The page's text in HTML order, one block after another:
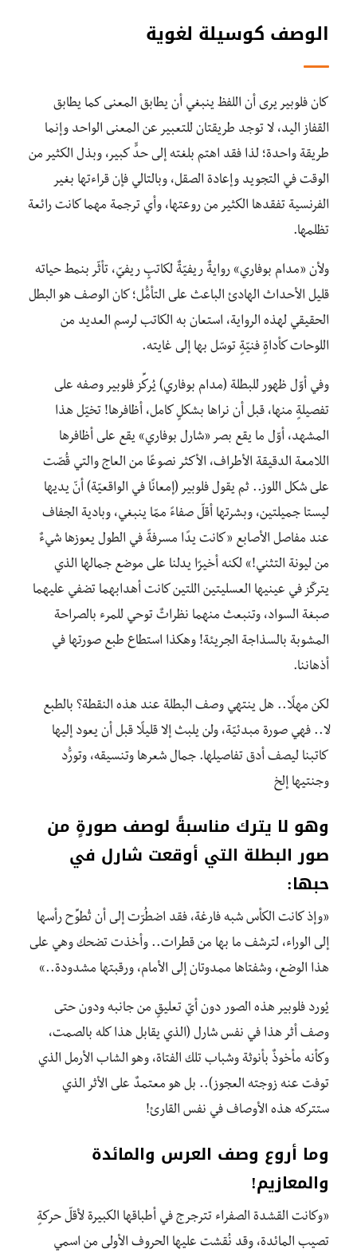
الوصف كوسيلة لغوية
كان فلوبير يرى أن اللفظ ينبغي أن يطابق المعنى كما يطابق
القفاز اليد، لا توجد طريقتان للتعبير عن المعنى الواحد وإنما
طريقة واحدة؛ لذا فقد اهتم بلغته إلى حدٍّ كبير، وبذل الكثير من
الوقت في التجويد وإعادة الصقل، وبالتالي فإن قراءتها بغير
الفرنسية تفقدها الكثير من روعتها، وأي ترجمة مهما كانت رائعة
تظلمها.
ولأن «مدام بوفاري» روايةٌ ريفيّةٌ لكاتبٍ ريفيّ، تأثّر بنمط حياته
قليل الأحداث الهادئ الباعث على التأمُّل؛ كان الوصف هو البطل
الحقيقي لهذه الرواية، استعان به الكاتب لرسم العديد من
اللوحات كأداةٍ فنيّةٍ توسّل بها إلى غايته.
وفي أوّل ظهور للبطلة (مدام بوفاري) يُركِّز فلوبير وصفه على
تفصيلةٍ منها، قبل أن نراها بشكلٍ كامل، أظافرها! تخيّل هذا
المشهد، أوّل ما يقع بصر «شارل بوفاري» يقع على أظافرها
اللامعة الدقيقة الأطراف، الأكثر نصوعًا من العاج والتي قُصّت
على شكل اللوز.. ثم يقول فلوبير (إمعانًا في الواقعيّة) أنّ يديها
ليستا جميلتين، وبشرتها أقلّ صفاءً ممّا ينبغي، وبادية الجفاف
عند مفاصل الأصابع «كانت يدًا مسرفةً في الطول يعوزها شيءٌ
من ليونة التثني!» لكنه أخيرًا يدلنا على موضع جمالها الذي
يتركّز في عينيها العسليتين اللتين كانت أهدابهما تضفي عليهما
صبغة السواد، وتنبعث منهما نظراتٌ توحي للمرء بالصراحة
المشوبة بالسذاجة الجريئة! وهكذا استطاع طبع صورتها في
أذهاننا.
لكن مهلًا.. هل ينتهي وصف البطلة عند هذه النقطة؟ بالطبع
لا.. فهي صورة مبدئيّة، ولن يلبث إلا قليلًا قبل أن يعود إليها
كاتبنا ليصف أدق تفاصيلها. جمال شعرها وتنسيقه، وتورُّد
وجنتيها إلخ
وهو لا يترك مناسبةً لوصف صورةٍ من
صور البطلة التي أوقعت شارل في
حبها:
«وإذ كانت الكأس شبه فارغة، فقد اضطُرّت إلى أن تُطوِّح رأسها
إلى الوراء، لترشف ما بها من قطرات.. وأخذت تضحك وهي على
هذا الوضع، وشفتاها ممدوتان إلى الأمام، ورقبتها مشدودة..»
يُورد فلوبير هذه الصور دون أيّ تعليقٍ من جانبه ودون حتى
وصف أثر هذا في نفس شارل (الذي يقابل هذا كله بالصمت،
وكأنه مأخوذٌ بأنوثة وشباب تلك الفتاة، وهو الشاب الأرمل الذي
توفت عنه زوجته العجوز).. بل هو معتمدٌ على الأثر الذي
ستتركه هذه الأوصاف في نفس القارئ!
وما أروع وصف العرس والمائدة
والمعازيم!
«وكانت القشدة الصفراء تترجرج في أطباقها الكبيرة لأقلّ حركةٍ
تصيب المائدة، وقد نُقشت عليها الحروف الأولى من اسمي